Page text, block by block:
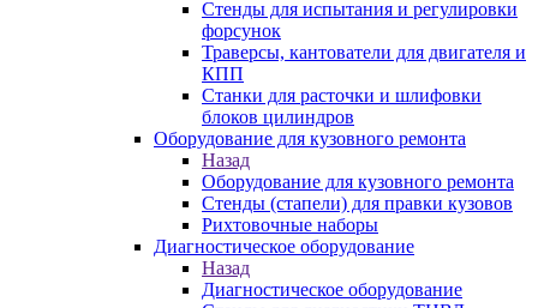
Стенды для испытания и регулировки
форсунок
Траверсы, кантователи для двигателя и
КПП
Станки для расточки и шлифовки
блоков цилиндров
Оборудование для кузовного ремонта
Назад
Оборудование для кузовного ремонта
Стенды (стапели) для правки кузовов
Рихтовочные наборы
Диагностическое оборудование
Назад
Диагностическое оборудование